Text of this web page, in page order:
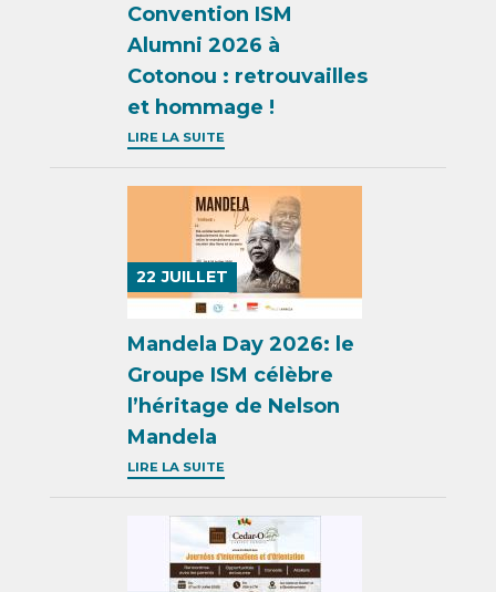
Convention ISM
Alumni 2026 à
Cotonou : retrouvailles
et hommage !
LIRE LA SUITE
22 JUILLET
Mandela Day 2026: le
Groupe ISM célèbre
l’héritage de Nelson
Mandela
LIRE LA SUITE